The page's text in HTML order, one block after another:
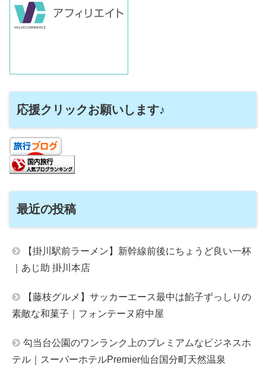
応援クリックお願いします♪
最近の投稿
【掛川駅前ラーメン】新幹線前後にちょうど良い一杯
｜あじ助 掛川本店
【藤枝グルメ】サッカーエース最中は餡子ずっしりの
素敵な和菓子｜フォンテーヌ府中屋
勾当台公園のワンランク上のプレミアムなビジネスホ
テル｜スーパーホテルPremier仙台国分町天然温泉